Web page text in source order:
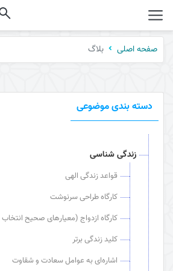
صفحه اصلی بلاگ
دسته بندی موضوعی
زندگی شناسی
قواعد زندگی الهی
کارگاه طراحی سرنوشت
کارگاه ازدواج (معیارهای صحیح
کلید زندگی برتر
اشاره‌ای به عوامل سعادت و شقاوت